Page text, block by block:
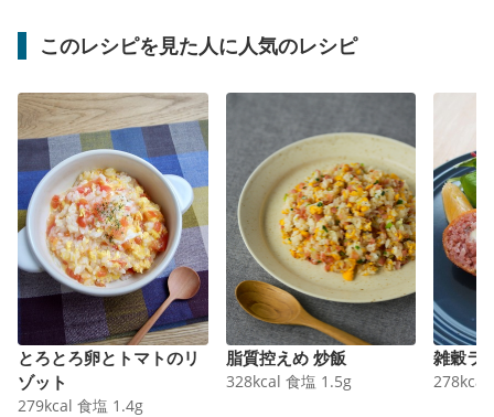
このレシピを見た人に人気のレシピ
とろとろ卵とトマトのリ
ゾット
279kcal 食塩 1.4g
脂質控えめ 炒飯
328kcal 食塩 1.5g
雑穀ラ
278kcal